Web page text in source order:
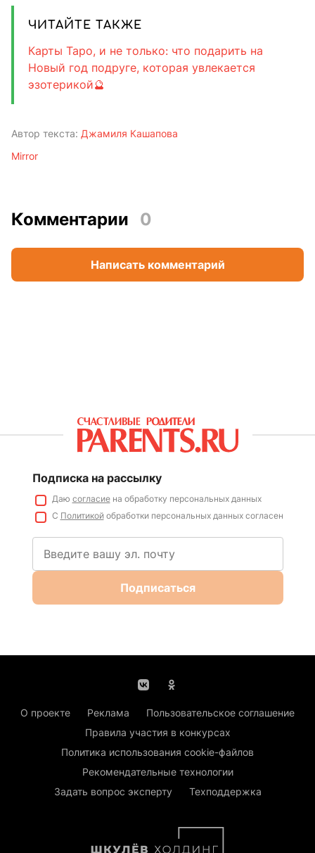
ЧИТАЙТЕ ТАКЖЕ
Карты Таро, и не только: что подарить на
Новый год подруге, которая увлекается
эзотерикой🔮
Автор текста: Джамиля Кашапова
Mirror
Комментарии 0
Написать комментарий
Подписка на рассылку
Даю согласиена обработку персональных данных
С Политикойобработки персональных данных согласен
Подписаться
О проекте Реклама
Пользовательское соглашение
Правила участия в конкурсах
Политика использования cookie-файлов
Рекомендательные технологии
Задать вопрос эксперту
Техподдержка